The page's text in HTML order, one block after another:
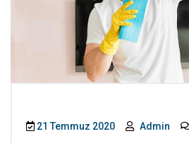
21 Temmuz 2020 Admin